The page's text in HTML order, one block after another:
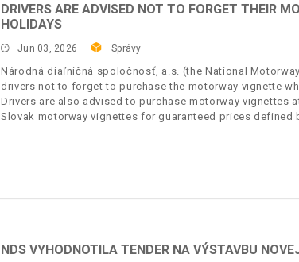
DRIVERS ARE ADVISED NOT TO FORGET THEIR
HOLIDAYS
Jun 03, 2026 Správy
Národná diaľničná spoločnosť, a.s. (the National
drivers not to forget to purchase the motorway vignette
Drivers are also advised to purchase motorway vignettes
Slovak motorway vignettes for guaranteed prices defined
NDS VYHODNOTILA TENDER NA VÝSTAVBU